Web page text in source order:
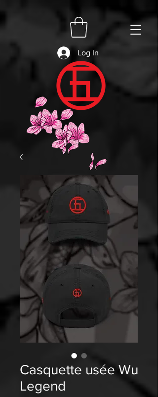
Log In
Casquette usée Wu
Legend